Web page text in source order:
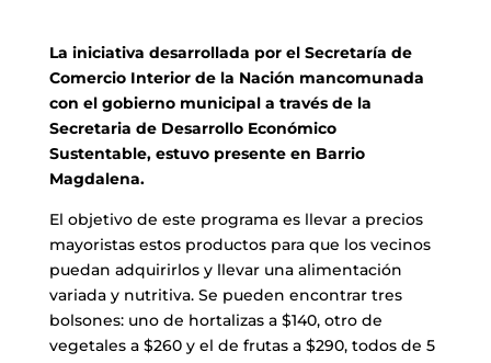
La iniciativa desarrollada por el Secretaría de
Comercio Interior de la Nación mancomunada
con el gobierno municipal a través de la
Secretaria de Desarrollo Económico
Sustentable, estuvo presente en Barrio
Magdalena.
El objetivo de este programa es llevar a precios
mayoristas estos productos para que los vecinos
puedan adquirirlos y llevar una alimentación
variada y nutritiva. Se pueden encontrar tres
bolsones: uno de hortalizas a $140, otro de
vegetales a $260 y el de frutas a $290, todos de 5